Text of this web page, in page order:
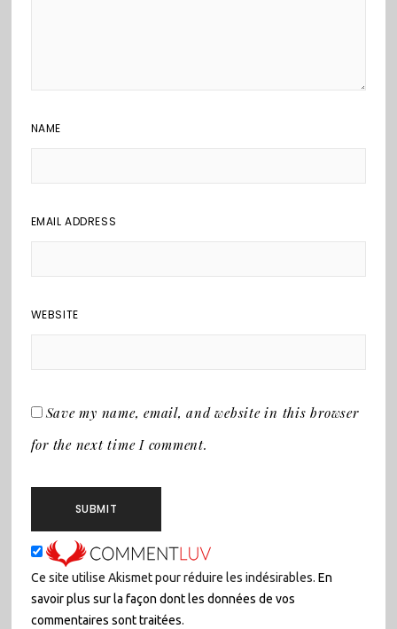
NAME
EMAIL ADDRESS
WEBSITE
Save my name, email, and website in this browser
for the next time I comment.
Ce site utilise Akismet pour réduire les indésirables. En
savoir plus sur la façon dont les données de vos
commentaires sont traitées.